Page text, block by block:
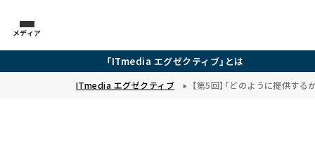
メディア
「ITmedia エグゼクティブ」とは
ITmedia エグゼクティブ 【第5回】「どのように提供する